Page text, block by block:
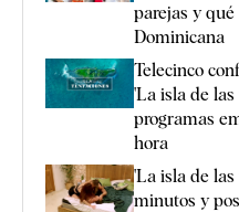
parejas y
Dominicana
Telecinco
'La isla de las
programas
hora
'La isla de las
minutos y